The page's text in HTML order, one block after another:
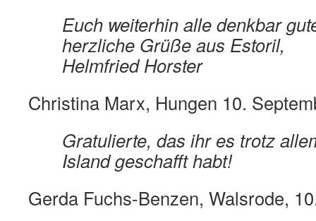
Euch weiterhin alle denkbar
herzliche Grüße aus Estoril,
Helmfried Horster
Christina Marx, Hungen 10.
Gratulierte, das ihr es trotz
Island geschafft habt!
Gerda Fuchs-Benzen, Walsrode,